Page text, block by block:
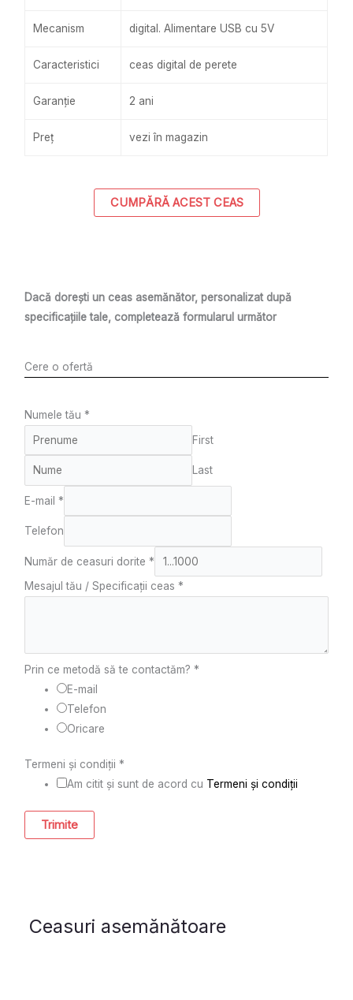
Mecanism digital. Alimentare USB cu 5V
Caracteristici ceas digital de perete
Garanție 2 ani
Preț vezi în magazin
CUMPĂRĂ ACEST CEAS
Dacă dorești un ceas asemănător, personalizat după
specificațiile tale, completează formularul următor
Cere o ofertă
Numele tău*
First
Last
E-mail*
Telefon
Număr de ceasuri dorite*
Mesajul tău / Specificații ceas*
Prin ce metodă să te contactăm?*
E-mail
Telefon
Oricare
Termeni și condiții*
Am citit și sunt de acord cu Termeni și condiții
Trimite
Ceasuri asemănătoare